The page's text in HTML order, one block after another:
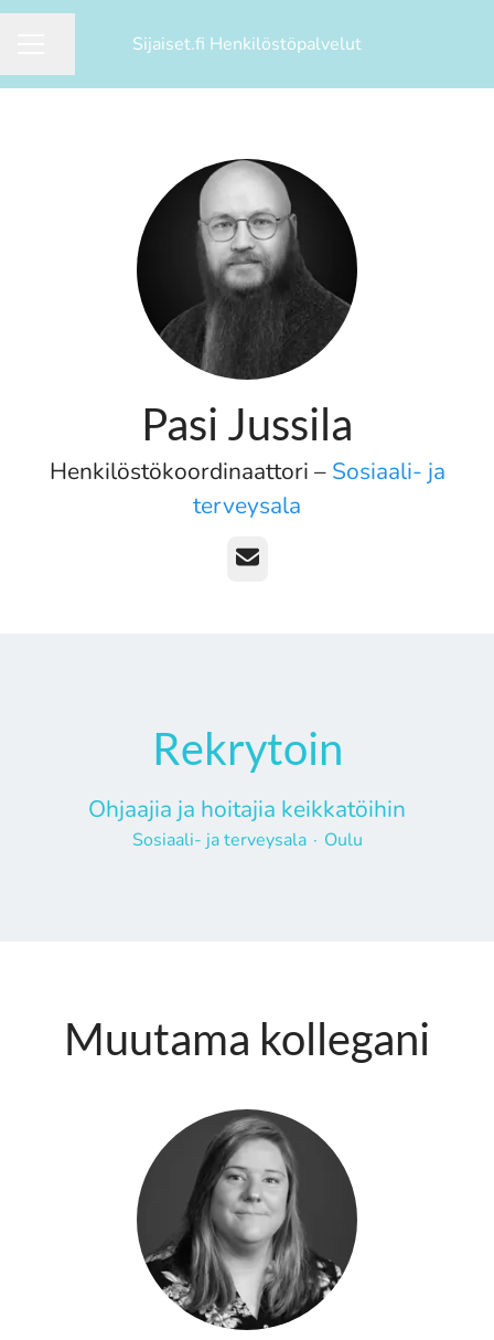
Sijaiset.fi Henkilöstöpalvelut
Pasi Jussila
Henkilöstökoordinaattori – Sosiaali- ja
terveysala
Sähköposti
Rekrytoin
Ohjaajia ja hoitajia keikkatöihin
Sosiaali- ja terveysala · Oulu
Muutama kollegani